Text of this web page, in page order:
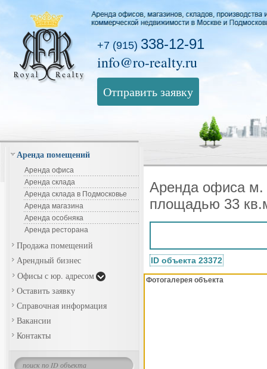
+7 (915) 338-12-91
info@ro-realty.ru
Отправить заявку
Аренда помещений
Аренда офиса
Аренда склада
Аренда склада в Подмосковье
Аренда магазина
Аренда особняка
Аренда ресторана
Продажа помещений
Арендный бизнес
Офисы с юр. адресом
Оставить заявку
Справочная информация
Вакансии
Контакты
Аренда офиса
площадью 33
ID объекта 23372
Фотогалерея объекта